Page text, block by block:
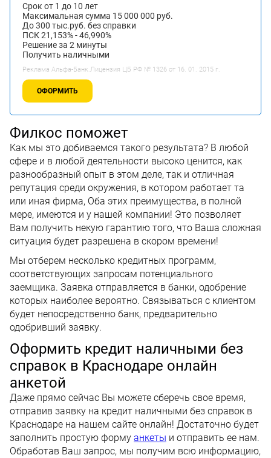
Срок от 1 до 10 лет
Максимальная сумма 15 000 000 руб.
До 300 тыс.руб. без справки
ПСК 21,153% - 46,990%
Решение за 2 минуты
Получить наличными
Реклама Альфа-Банк.Лицензия ЦБ РФ № 1326 от 16. 01. 2015 г.
ОФОРМИТЬ
Филкос поможет
Как мы это добиваемся такого результата? В любой
сфере и в любой деятельности высоко ценится, как
разнообразный опыт в этом деле, так и отличная
репутация среди окружения, в котором работает та
или иная фирма, Оба этих преимущества, в полной
мере, имеются и у нашей компании! Это позволяет
Вам получить некую гарантию того, что Ваша сложная
ситуация будет разрешена в скором времени!
Мы отберем несколько кредитных программ,
соответствующих запросам потенциального
заемщика. Заявка отправляется в банки, одобрение
которых наиболее вероятно. Связываться с клиентом
будет непосредственно банк, предварительно
одобривший заявку.
Оформить кредит наличными без
справок в Краснодаре онлайн
анкетой
Даже прямо сейчас Вы можете сберечь свое время,
отправив заявку на кредит наличными без справок в
Краснодаре на нашем сайте онлайн! Достаточно будет
заполнить простую форму анкеты и отправить ее нам.
Обработав Ваш запрос, мы получим всю информацию,